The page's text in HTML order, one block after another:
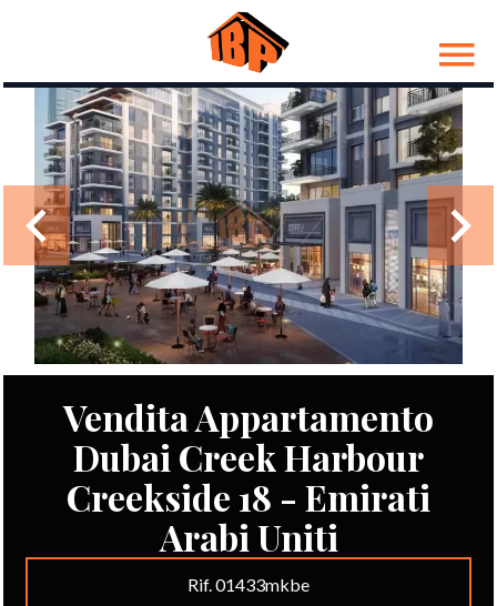
Vendita Appartamento
Dubai Creek Harbour
Creekside 18 - Emirati
Arabi Uniti
Rif. 01433mkbe